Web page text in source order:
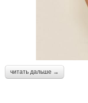
читать дальше →